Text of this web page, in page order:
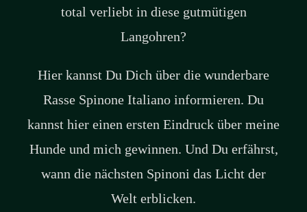
total verliebt in diese gutmütigen
Langohren?
Hier kannst Du Dich über die wunderbare
Rasse Spinone Italiano informieren. Du
kannst hier einen ersten Eindruck über meine
Hunde und mich gewinnen. Und Du erfährst,
wann die nächsten Spinoni das Licht der
Welt erblicken.